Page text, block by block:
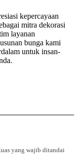
kepercayaan
mitra dekorasi
layanan
bunga kami
untuk insan-
yang wajib ditandai